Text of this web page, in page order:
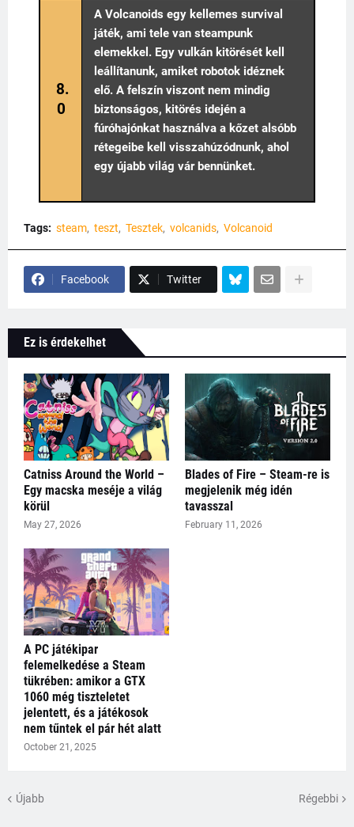
8.
0
A Volcanoids egy kellemes survival
játék, ami tele van steampunk
elemekkel. Egy vulkán kitörését kell
leállítanunk, amiket robotok idéznek
elő. A felszín viszont nem mindig
biztonságos, kitörés idején a
fúróhajónkat használva a kőzet alsóbb
rétegeibe kell visszahúzódnunk, ahol
egy újabb világ vár bennünket.
Tags: steam teszt Tesztek volcanids Volcanoid
Facebook Twitter
Ez is érdekelhet
Catniss Around the World –
Egy macska meséje a világ
körül
May 27, 2026
Blades of Fire – Steam-re is
megjelenik még idén
tavasszal
February 11, 2026
A PC játékipar
felemelkedése a Steam
tükrében: amikor a GTX
1060 még tiszteletet
jelentett, és a játékosok
nem tűntek el pár hét alatt
October 21, 2025
Újabb Régebbi